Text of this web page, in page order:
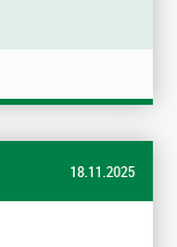
18.11.2025